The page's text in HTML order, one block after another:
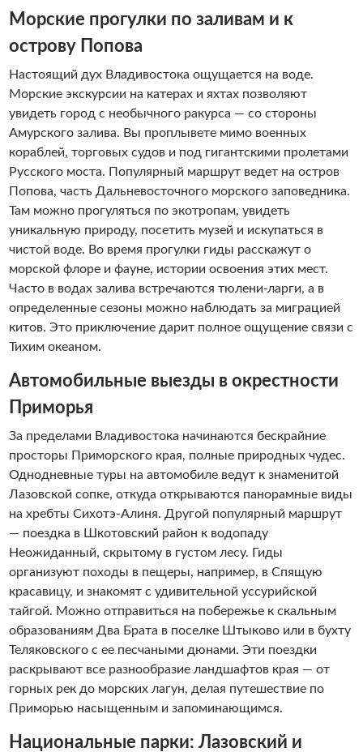
Морские прогулки по заливам и к
острову Попова
Настоящий дух Владивостока ощущается на воде.
Морские экскурсии на катерах и яхтах позволяют
увидеть город с необычного ракурса — со стороны
Амурского залива. Вы проплывете мимо военных
кораблей, торговых судов и под гигантскими пролетами
Русского моста. Популярный маршрут ведет на остров
Попова, часть Дальневосточного морского заповедника.
Там можно прогуляться по экотропам, увидеть
уникальную природу, посетить музей и искупаться в
чистой воде. Во время прогулки гиды расскажут о
морской флоре и фауне, истории освоения этих мест.
Часто в водах залива встречаются тюлени-ларги, а в
определенные сезоны можно наблюдать за миграцией
китов. Это приключение дарит полное ощущение связи с
Тихим океаном.
Автомобильные выезды в окрестности
Приморья
За пределами Владивостока начинаются бескрайние
просторы Приморского края, полные природных чудес.
Однодневные туры на автомобиле ведут к знаменитой
Лазовской сопке, откуда открываются панорамные виды
на хребты Сихотэ-Алиня. Другой популярный маршрут
— поездка в Шкотовский район к водопаду
Неожиданный, скрытому в густом лесу. Гиды
организуют походы в пещеры, например, в Спящую
красавицу, и знакомят с удивительной уссурийской
тайгой. Можно отправиться на побережье к скальным
образованиям Два Брата в поселке Штыково или в бухту
Теляковского с ее песчаными дюнами. Эти поездки
раскрывают все разнообразие ландшафтов края — от
горных рек до морских лагун, делая путешествие по
Приморью насыщенным и запоминающимся.
Национальные парки: Лазовский и